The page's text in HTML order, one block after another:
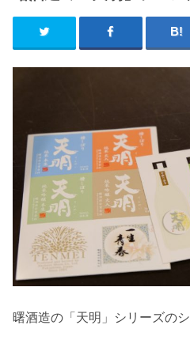
曙酒造の「天明」シリーズの